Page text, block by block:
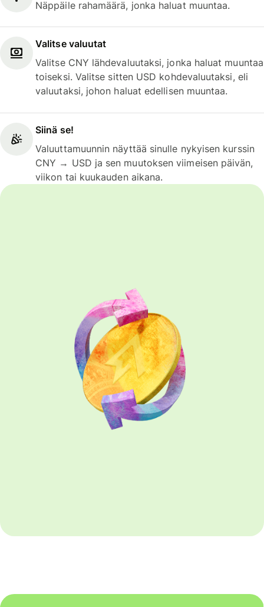
Näppäile rahamäärä, jonka haluat muuntaa.
Valitse valuutat
Valitse CNY lähdevaluutaksi, jonka haluat muuntaa
toiseksi. Valitse sitten USD kohdevaluutaksi, eli
valuutaksi, johon haluat edellisen muuntaa.
Siinä se!
Valuuttamuunnin näyttää sinulle nykyisen kurssin
CNY → USD ja sen muutoksen viimeisen päivän,
viikon tai kuukauden aikana.